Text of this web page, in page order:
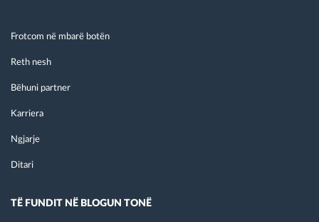
Frotcom në mbarë botën
Reth nesh
Bëhuni partner
Karriera
Ngjarje
Ditari
TË FUNDIT NË BLOGUN TONË